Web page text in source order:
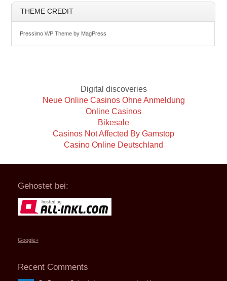
THEME CREDIT
PressimoWP Theme by MagPress
Digital discoveries
Neue Online Casinos Ohne Anmeldung
Online Casinos
Bikesale
Casinos Not Affected By Gamstop
Casino Online Deutschland
Gehostet bei:
Google+
Recent Comments